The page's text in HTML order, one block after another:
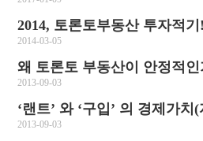
2014, 토론토부동산 투자적
2014-03-05
왜 토론토 부동산이 안정적인
2013-09-03
‘랜트’ 와 ‘구입’ 의 경제가
2013-09-03